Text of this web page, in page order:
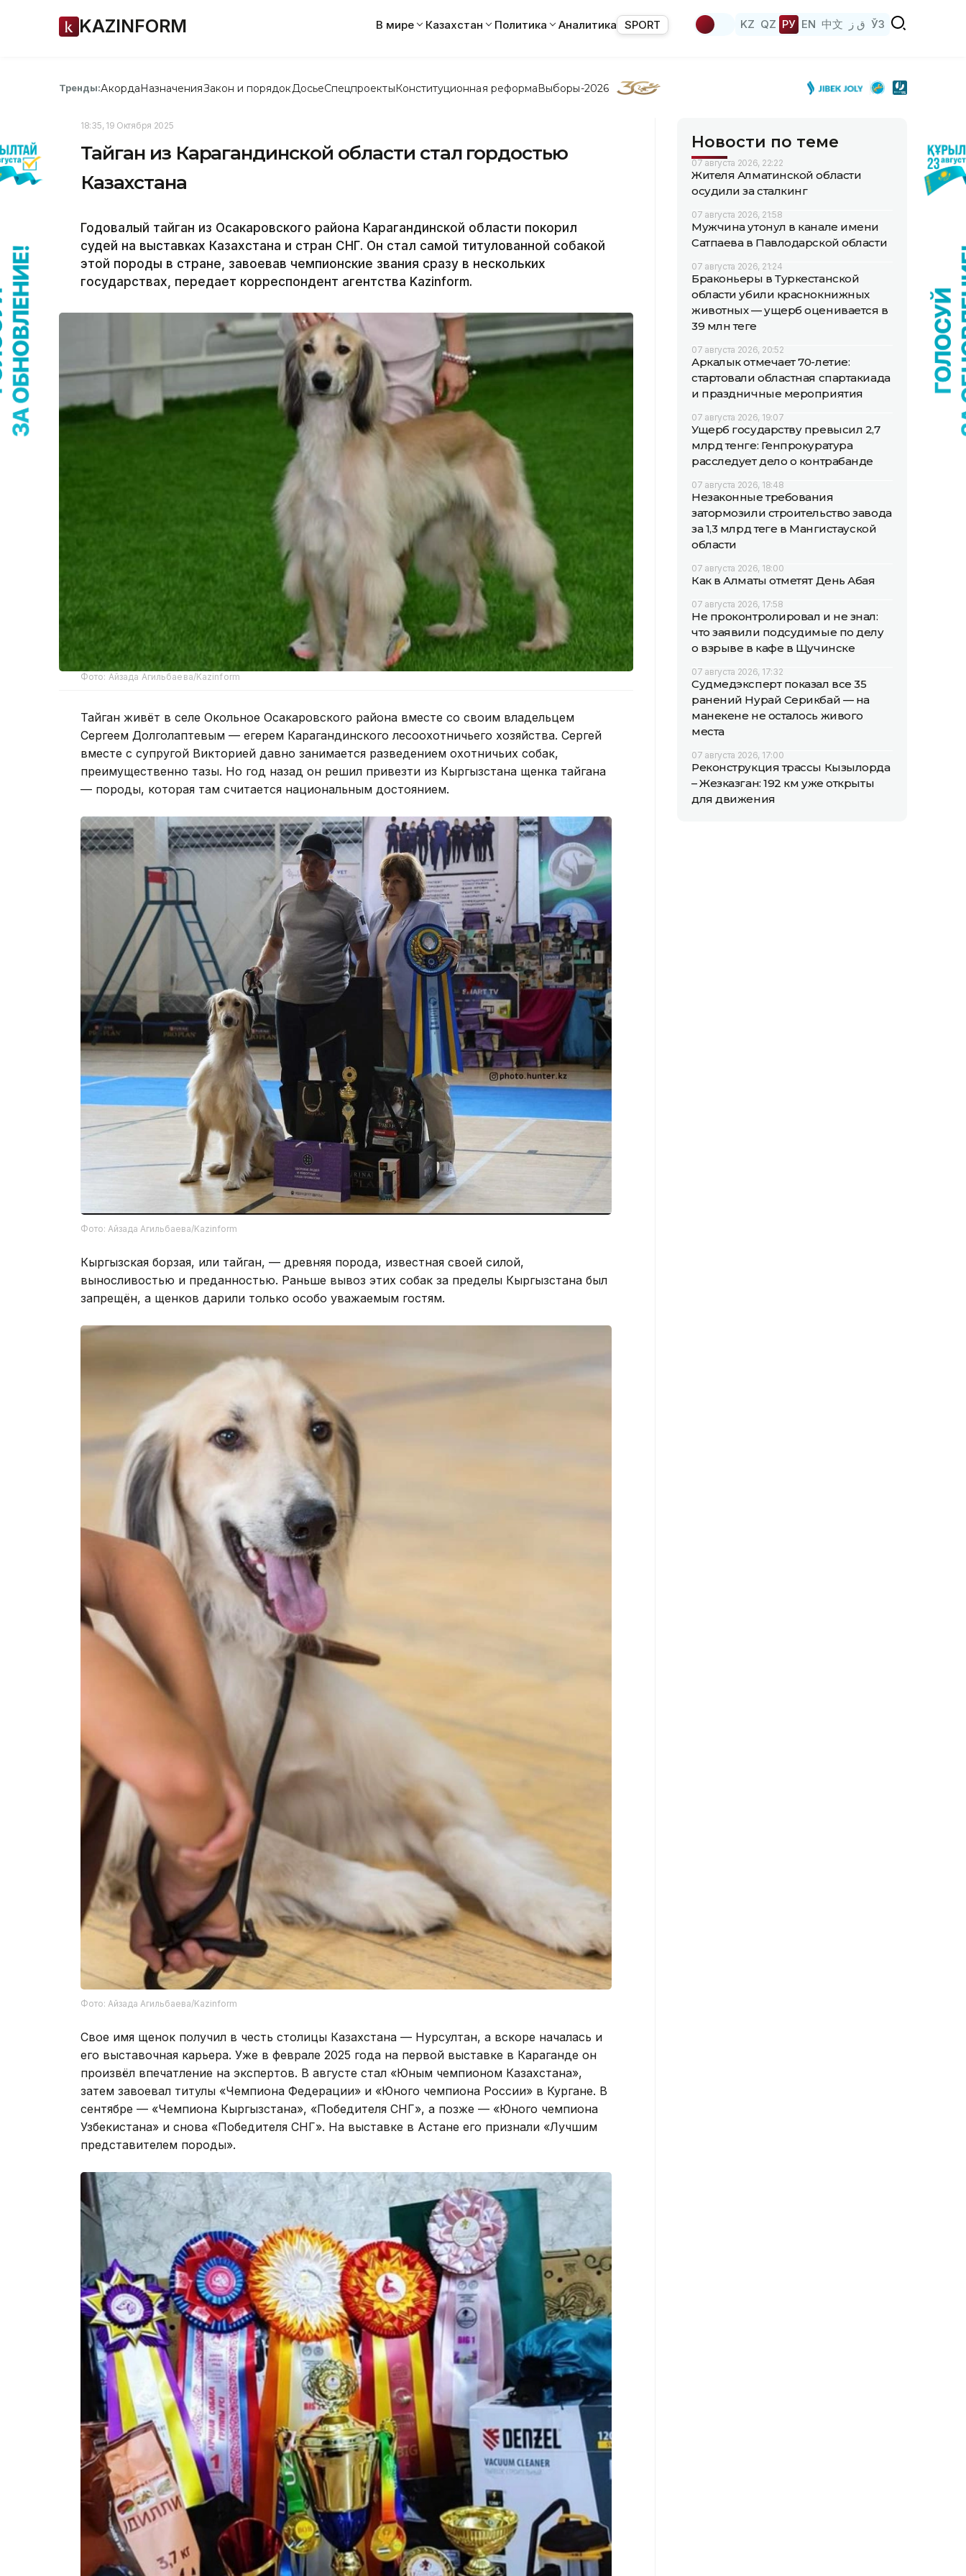
KAZINFORM В мире Казахстан Политика Аналитика SPORT KZ QZ РУ EN 中文 ق ز ЎЗ
Тренды:АкордаНазначенияЗакон и порядок ДосьеСпецпроектыКонституционная реформаВыборы-2026
18:35, 19 Октября 2025
Тайган из Карагандинской области стал гордостью
Казахстана
Годовалый тайган из Осакаровского района Карагандинской области покорил
судей на выставках Казахстана и стран СНГ. Он стал самой титулованной собакой
этой породы в стране, завоевав чемпионские звания сразу в нескольких
государствах, передает корреспондент агентства Kazinform.
Фото: Айзада Агильбаева/Kazinform
Тайган живёт в селе Окольное Осакаровского района вместе со своим владельцем
Сергеем Долголаптевым — егерем Карагандинского лесоохотничьего хозяйства. Сергей
вместе с супругой Викторией давно занимается разведением охотничьих собак,
преимущественно тазы. Но год назад он решил привезти из Кыргызстана щенка тайгана
— породы, которая там считается национальным достоянием.
Фото: Айзада Агильбаева/Kazinform
Кыргызская борзая, или тайган, — древняя порода, известная своей силой,
выносливостью и преданностью. Раньше вывоз этих собак за пределы Кыргызстана был
запрещён, а щенков дарили только особо уважаемым гостям.
Фото: Айзада Агильбаева/Kazinform
Свое имя щенок получил в честь столицы Казахстана — Нурсултан, а вскоре началась и
его выставочная карьера. Уже в феврале 2025 года на первой выставке в Караганде он
произвёл впечатление на экспертов. В августе стал «Юным чемпионом Казахстана»,
затем завоевал титулы «Чемпиона Федерации» и «Юного чемпиона России» в Кургане. В
сентябре — «Чемпиона Кыргызстана», «Победителя СНГ», а позже — «Юного чемпиона
Узбекистана» и снова «Победителя СНГ». На выставке в Астане его признали «Лучшим
представителем породы».
Новости по теме
07 августа 2026, 22:22
Жителя Алматинской области
осудили за сталкинг
07 августа 2026, 21:58
Мужчина утонул в канале имени
Сатпаева в Павлодарской области
07 августа 2026, 21:24
Браконьеры в Туркестанской
области убили краснокнижных
животных — ущерб оценивается в
39 млн теңге
07 августа 2026, 20:52
Аркалык отмечает 70-летие:
стартовали областная спартакиада
и праздничные мероприятия
07 августа 2026, 19:07
Ущерб государству превысил 2,7
млрд тенге: Генпрокуратура
расследует дело о контрабанде
07 августа 2026, 18:48
Незаконные требования
затормозили строительство завода
за 1,3 млрд теңге в Мангистауской
области
07 августа 2026, 18:00
Как в Алматы отметят День Абая
07 августа 2026, 17:58
Не проконтролировал и не знал:
что заявили подсудимые по делу
о взрыве в кафе в Щучинске
07 августа 2026, 17:32
Судмедэксперт показал все 35
ранений Нурай Серикбай — на
манекене не осталось живого
места
07 августа 2026, 17:00
Реконструкция трассы Кызылорда
– Жезказган: 192 км уже открыты
для движения